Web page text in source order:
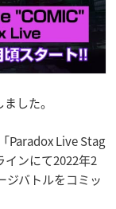
した。
Paradox Live Stag
インにて2022年2
ジバトルをコミッ